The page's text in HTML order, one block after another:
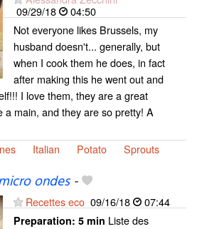
09/29/18
04:50
Not everyone likes Brussels, my
husband doesn't... generally, but
when I cook them he does, in fact
after making this he went out and
I love them, they are a great
a main, and they are so pretty! A
Italian Potato Sprouts
ondes-
Recettes eco 09/16/18 07:44
Preparation: 5 min Liste des